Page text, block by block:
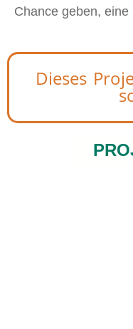
Chance geben,
Dieses